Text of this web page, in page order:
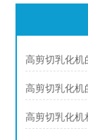
高剪切乳化机
高剪切乳化机
高剪切乳化机